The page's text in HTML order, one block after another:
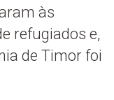
às
refugiados e,
de Timor foi